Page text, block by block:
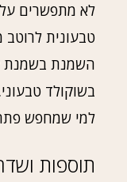
לא מתפשרים על
טבעונית
השמנת בשמנת
בשוקולד
למי שמחפש
תוספות